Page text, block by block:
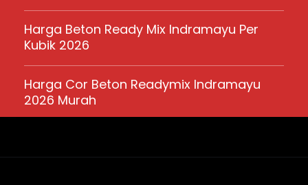
Harga Beton Ready Mix Indramayu Per
Kubik 2026
Harga Cor Beton Readymix Indramayu
2026 Murah